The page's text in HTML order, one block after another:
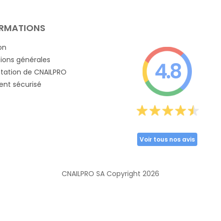
générales
de CNAILPRO
sécurisé
4.8
Voir tous nos avis
CNAILPRO SA Copyright 2026